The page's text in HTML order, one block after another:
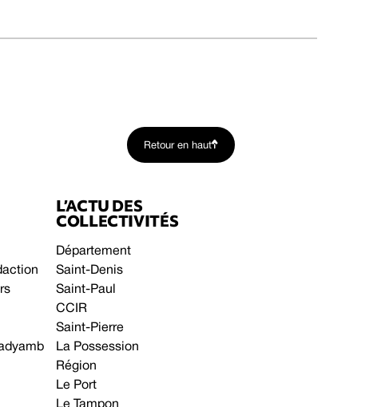
Retour en haut
L’ACTU DES
COLLECTIVITÉS
Département
Saint-Denis
Saint-Paul
CCIR
Saint-Pierre
La Possession
Région
Le Port